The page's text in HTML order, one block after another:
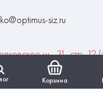
Корзина
siz.ru
ш., 31, стр. 12